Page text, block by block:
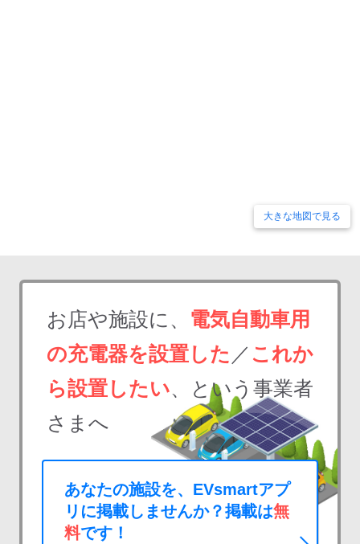
大きな地図で見る
お店や施設に、 電気自動車用
の充電器を設置した ／ これか
ら設置したい、という事業者
さまへ
あなたの施設を、EVsmartアプ
リに掲載しませんか？掲載は無
料です！